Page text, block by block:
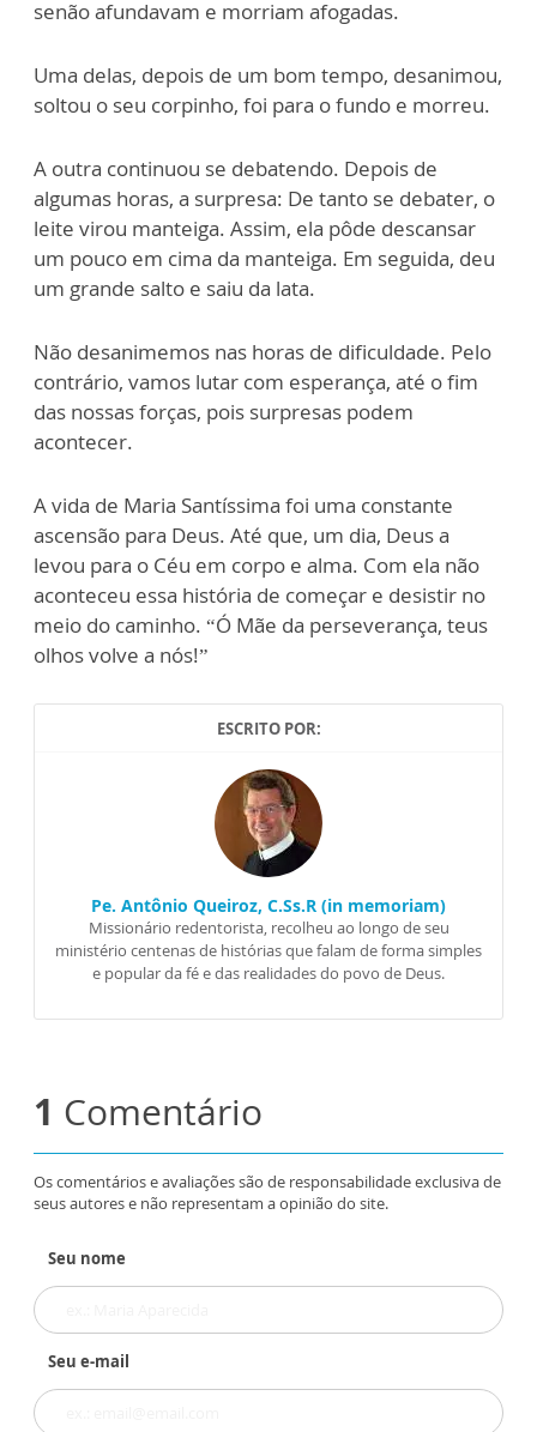
senão afundavam e morriam afogadas.
Uma delas, depois de um bom tempo, desanimou,
soltou o seu corpinho, foi para o fundo e morreu.
A outra continuou se debatendo. Depois de
algumas horas, a surpresa: De tanto se debater, o
leite virou manteiga. Assim, ela pôde descansar
um pouco em cima da manteiga. Em seguida, deu
um grande salto e saiu da lata.
Não desanimemos nas horas de dificuldade. Pelo
contrário, vamos lutar com esperança, até o fim
das nossas forças, pois surpresas podem
acontecer.
A vida de Maria Santíssima foi uma constante
ascensão para Deus. Até que, um dia, Deus a
levou para o Céu em corpo e alma. Com ela não
aconteceu essa história de começar e desistir no
meio do caminho. “Ó Mãe da perseverança, teus
olhos volve a nós!”
ESCRITO POR:
Pe. Antônio Queiroz, C.Ss.R (in memoriam)
Missionário redentorista, recolheu ao longo de seu
ministério centenas de histórias que falam de forma simples
e popular da fé e das realidades do povo de Deus.
1 Comentário
Os comentários e avaliações são de responsabilidade exclusiva de
seus autores e não representam a opinião do site.
Seu nome
Seu e-mail